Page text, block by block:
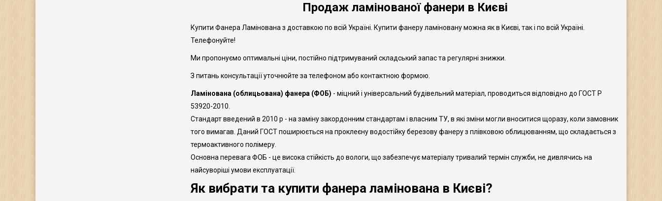
Продаж ламінованої фанери в Києві
Купити Фанера Ламінована з доставкою по всій Україні. Купити фанеру ламіновану можна як в Києві, так і по всій Україні.
Телефонуйте!
Ми пропонуємо оптимальні ціни, постійно підтримуваний складський запас та регулярні знижки.
З питань консультації уточнюйте за телефоном або контактною формою.
Ламінована (облицьована) фанера (ФОБ) - міцний і універсальний будівельний матеріал, проводиться відповідно до ГОСТ Р
53920-2010.
Стандарт введений в 2010 р - на заміну закордонним стандартам і власним ТУ, в які зміни могли вноситися щоразу, коли замовник
того вимагав. Даний ГОСТ поширюється на проклеєну водостійку березову фанеру з плівковою облицюванням, що складається з
термоактивного полімеру.
Основна перевага ФОБ - це висока стійкість до вологи, що забезпечує матеріалу тривалий термін служби, не дивлячись на
найсуворіші умови експлуатації.
Як вибрати та купити фанера ламінована в Києві?